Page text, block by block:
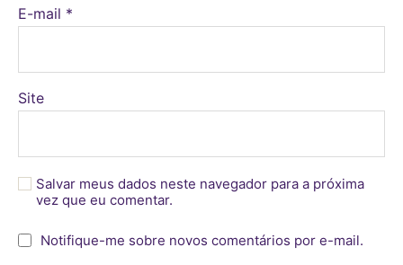
E-mail *
Site
Salvar meus dados neste navegador para a próxima
vez que eu comentar.
Notifique-me sobre novos comentários por e-mail.